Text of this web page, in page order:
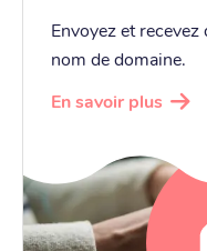
Envoyez et
nom de domaine.
En savoir plus